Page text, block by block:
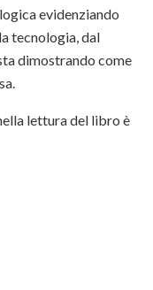
evidenziando
tecnologia, dal
dimostrando come
lettura del libro è